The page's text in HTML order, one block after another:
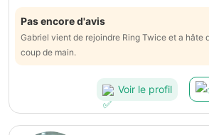
Pas encore d'avis
Gabriel vient de rejoindre Ring Twice et a hâte
coup de main.
Voir le profil